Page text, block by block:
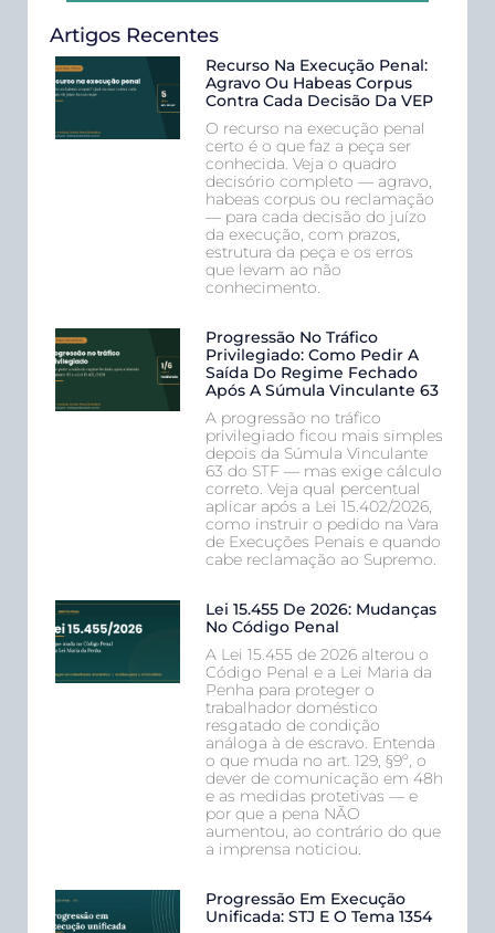
Artigos Recentes
Recurso Na Execução Penal:
Agravo Ou Habeas Corpus
Contra Cada Decisão Da VEP
O recurso na execução penal
certo é o que faz a peça ser
conhecida. Veja o quadro
decisório completo — agravo,
habeas corpus ou reclamação
— para cada decisão do juízo
da execução, com prazos,
estrutura da peça e os erros
que levam ao não
conhecimento.
Progressão No Tráfico
Privilegiado: Como Pedir A
Saída Do Regime Fechado
Após A Súmula Vinculante 63
A progressão no tráfico
privilegiado ficou mais simples
depois da Súmula Vinculante
63 do STF — mas exige cálculo
correto. Veja qual percentual
aplicar após a Lei 15.402/2026,
como instruir o pedido na Vara
de Execuções Penais e quando
cabe reclamação ao Supremo.
Lei 15.455 De 2026: Mudanças
No Código Penal
A Lei 15.455 de 2026 alterou o
Código Penal e a Lei Maria da
Penha para proteger o
trabalhador doméstico
resgatado de condição
análoga à de escravo. Entenda
o que muda no art. 129, §9º, o
dever de comunicação em 48h
e as medidas protetivas — e
por que a pena NÃO
aumentou, ao contrário do que
a imprensa noticiou.
Progressão Em Execução
Unificada: STJ E O Tema 1354